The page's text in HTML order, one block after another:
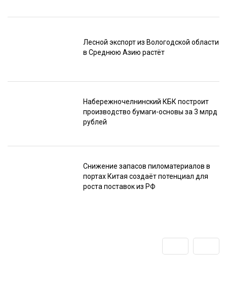
Лесной экспорт из Вологодской области
в Среднюю Азию растёт
Набережночелнинский КБК построит
производство бумаги-основы за 3 млрд
рублей
Снижение запасов пиломатериалов в
портах Китая создаёт потенциал для
роста поставок из РФ